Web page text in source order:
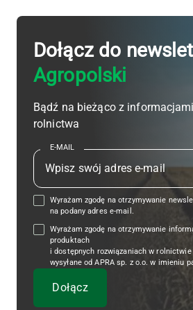
Dołącz do
Agropolski
Bądź na bieżąco z
rolnictwa
E-MAIL
Wyrażam zgodę na otrzymywanie
na podany adres e-mail.
Wyrażam zgodę na otrzymywanie
produktach
i dostępnych rozwiązaniach w
wysyłane od APRA sp. z o.o. w imieniu